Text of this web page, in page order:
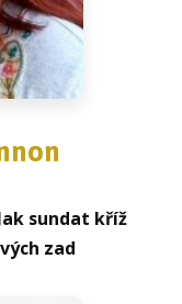
sundat kříž
zad